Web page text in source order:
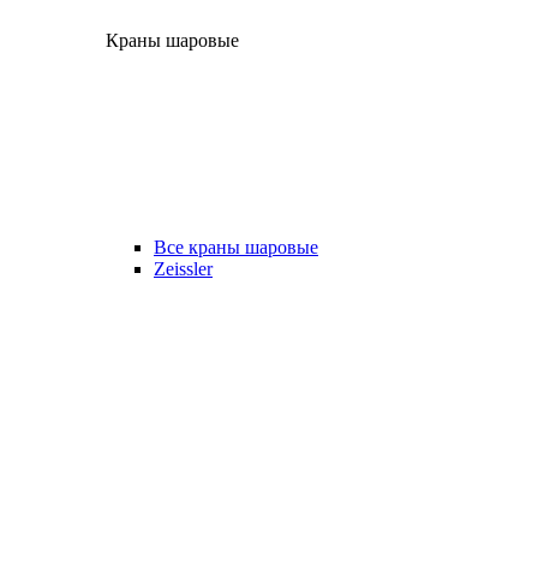
Краны шаровые
Все краны шаровые
Zeissler